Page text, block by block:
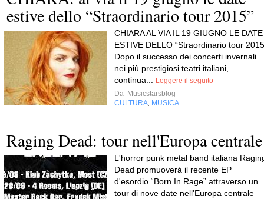
estive dello “Straordinario tour 2015”
CHIARA AL VIA IL 19 GIUGNO LE DATE
ESTIVE DELLO “Straordinario tour
Dopo il successo dei concerti invernali
nei più prestigiosi teatri italiani,
continua...
Leggere il seguito
Da Musicstarsblog
CULTURA MUSICA
Raging Dead: tour nell'Europa centrale
L'horror punk metal band italiana
Dead promuoverà il recente EP
d'esordio “Born In Rage” attraverso un
tour di nove date nell'Europa centrale